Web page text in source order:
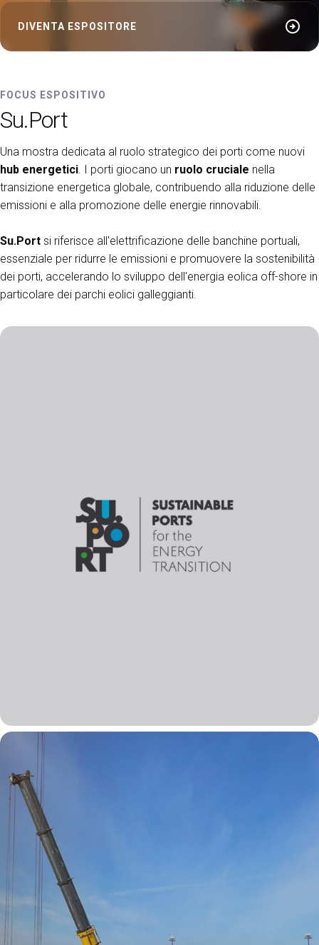
DIVENTA ESPOSITORE arrow_circle_right
FOCUS ESPOSITIVO
Su.Port
Una mostra dedicata al ruolo strategico dei porti come nuovi
hub energetici . I porti giocano un ruolo cruciale nella
transizione energetica globale, contribuendo alla riduzione delle
emissioni e alla promozione delle energie rinnovabili.
Su.Port si riferisce all'elettrificazione delle banchine portuali,
essenziale per ridurre le emissioni e promuovere la sostenibilità
dei porti, accelerando lo sviluppo dell'energia eolica off-shore in
particolare dei parchi eolici galleggianti.